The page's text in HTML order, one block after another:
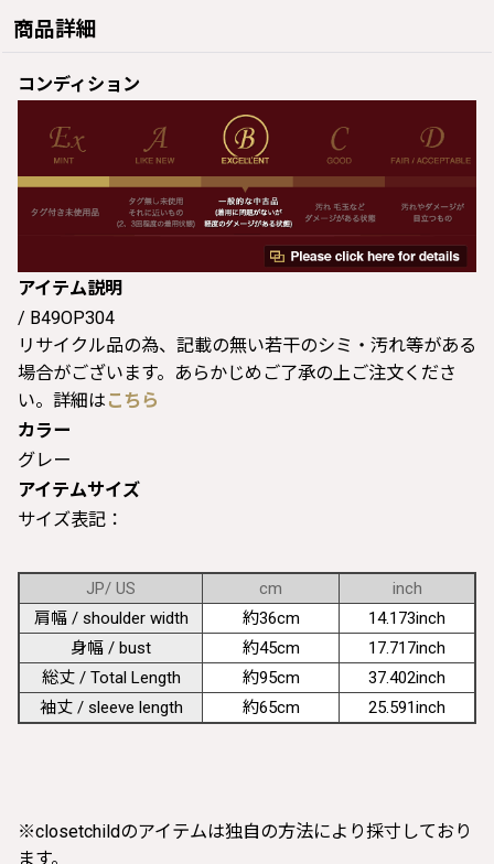
商品詳細
コンディション
アイテム説明
/ B49OP304
リサイクル品の為、記載の無い若干のシミ・汚れ等がある
場合がございます。あらかじめご了承の上ご注文くださ
い。詳細は こちら
カラー
グレー
アイテムサイズ
サイズ表記：
JP/ US cm
inch
肩幅 / shoulder width
約36cm
14.173inch
身幅 / bust
約45cm
17.717inch
総丈 / Total Length
約95cm
37.402inch
袖丈 / sleeve length
約65cm 25.591inch
※closetchildのアイテムは独自の方法により採寸しており
ます。